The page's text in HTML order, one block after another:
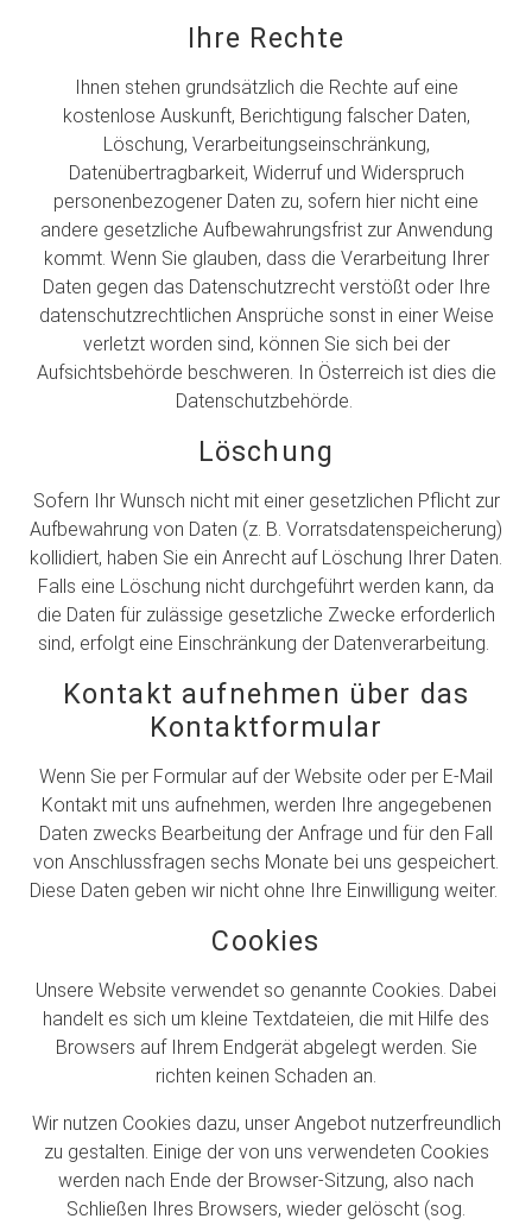
Ihre Rechte
Ihnen stehen grundsätzlich die Rechte auf eine
kostenlose Auskunft, Berichtigung falscher Daten,
Löschung, Verarbeitungseinschränkung,
Datenübertragbarkeit, Widerruf und Widerspruch
personenbezogener Daten zu, sofern hier nicht eine
andere gesetzliche Aufbewahrungsfrist zur Anwendung
kommt. Wenn Sie glauben, dass die Verarbeitung Ihrer
Daten gegen das Datenschutzrecht verstößt oder Ihre
datenschutzrechtlichen Ansprüche sonst in einer Weise
verletzt worden sind, können Sie sich bei der
Aufsichtsbehörde beschweren. In Österreich ist dies die
Datenschutzbehörde.
Löschung
Sofern Ihr Wunsch nicht mit einer gesetzlichen Pflicht zur
Aufbewahrung von Daten (z. B. Vorratsdatenspeicherung)
kollidiert, haben Sie ein Anrecht auf Löschung Ihrer Daten.
Falls eine Löschung nicht durchgeführt werden kann, da
die Daten für zulässige gesetzliche Zwecke erforderlich
sind, erfolgt eine Einschränkung der Datenverarbeitung.
Kontakt aufnehmen über das
Kontaktformular
Wenn Sie per Formular auf der Website oder per E-Mail
Kontakt mit uns aufnehmen, werden Ihre angegebenen
Daten zwecks Bearbeitung der Anfrage und für den Fall
von Anschlussfragen sechs Monate bei uns gespeichert.
Diese Daten geben wir nicht ohne Ihre Einwilligung weiter.
Cookies
Unsere Website verwendet so genannte Cookies. Dabei
handelt es sich um kleine Textdateien, die mit Hilfe des
Browsers auf Ihrem Endgerät abgelegt werden. Sie
richten keinen Schaden an.
Wir nutzen Cookies dazu, unser Angebot nutzerfreundlich
zu gestalten. Einige der von uns verwendeten Cookies
werden nach Ende der Browser-Sitzung, also nach
Schließen Ihres Browsers, wieder gelöscht (sog.